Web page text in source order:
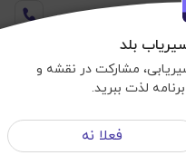
بلد
مشارکت در نقشه و
لذت ببرید.
فعلا نهاجتماعی
نمایش نقشه
منوی سایت
©Balad ©OpenStreetMap استفاده